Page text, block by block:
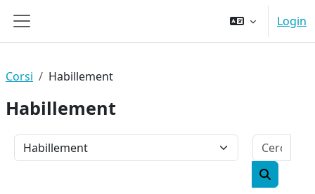
Pannello laterale
Login
Corsi Habillement
Habillement
Categorie di corso
Cerca